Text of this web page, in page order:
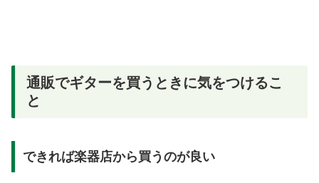
通販でギターを買うときに気をつけるこ
と
できれば楽器店から買うのが良い